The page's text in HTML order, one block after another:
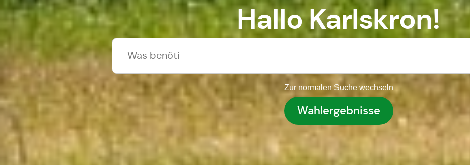
Hallo Karlskron!
Zur normalen Suche wechseln
Wahlergebnisse